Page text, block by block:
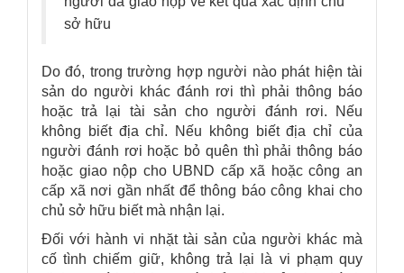
sở hữu
Do đó, trong trường hợp người nào phát hiện tài
sản do người khác đánh rơi thì phải thông báo
hoặc trả lại tài sản cho người đánh rơi. Nếu
không biết địa chỉ. Nếu không biết địa chỉ của
người đánh rơi hoặc bỏ quên thì phải thông báo
hoặc giao nộp cho UBND cấp xã hoặc công an
cấp xã nơi gần nhất để thông báo công khai cho
chủ sở hữu biết mà nhận lại.
Đối với hành vi nhặt tài sản của người khác mà
cố tình chiếm giữ, không trả lại là vi phạm quy